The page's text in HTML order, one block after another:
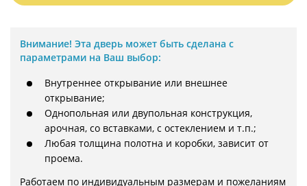
Внимание! Эта дверь может быть сделана с
параметрами на Ваш выбор:
Внутреннее открывание или внешнее
открывание;
Однопольная или двупольная конструкция,
арочная, со вставками, с остеклением и т.п.;
Любая толщина полотна и коробки, зависит от
проема.
Работаем по индивидуальным размерам и пожеланиям